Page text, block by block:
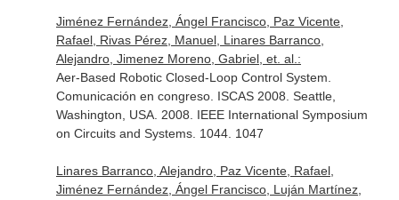
Jiménez Fernández, Ángel Francisco, Paz Vicente,
Rafael, Rivas Pérez, Manuel, Linares Barranco,
Alejandro, Jimenez Moreno, Gabriel, et. al.:
Aer-Based Robotic Closed-Loop Control System.
Comunicación en congreso. ISCAS 2008. Seattle,
Washington, USA. 2008. IEEE International Symposium
on Circuits and Systems. 1044. 1047
Linares Barranco, Alejandro, Paz Vicente, Rafael,
Jiménez Fernández, Ángel Francisco, Luján Martínez,